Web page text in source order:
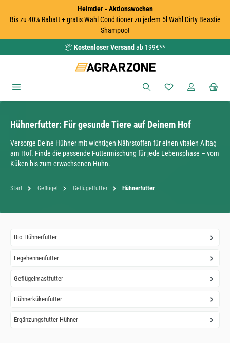
Heimtier - Aktionswochen
Bis zu 40% Rabatt + gratis Wahl Conditioner zu jedem 5l Wahl Dirty Beastie
Shampoo!
📦Kostenloser Versand ab 199€**
Du hast 0
Hühnerfutter: Für gesunde Tiere auf Deinem Hof
Versorge Deine Hühner mit wichtigen Nährstoffen für einen vitalen Alltag
am Hof. Finde die passende Futtermischung für jede Lebensphase – vom
Küken bis zum erwachsenen Huhn.
Start Geflügel Geflügelfutter Hühnerfutter
Bio Hühnerfutter
Legehennenfutter
Geflügelmastfutter
Hühnerkükenfutter
Ergänzungsfutter Hühner